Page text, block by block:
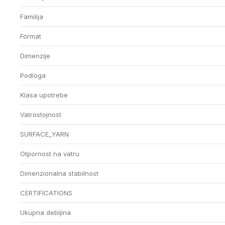
Familija
Format
Dimenzije
Podloga
Klasa upotrebe
Vatrostojnost
SURFACE_YARN
Otpornost na vatru
Dimenzionalna stabilnost
CERTIFICATIONS
Ukupna debljina